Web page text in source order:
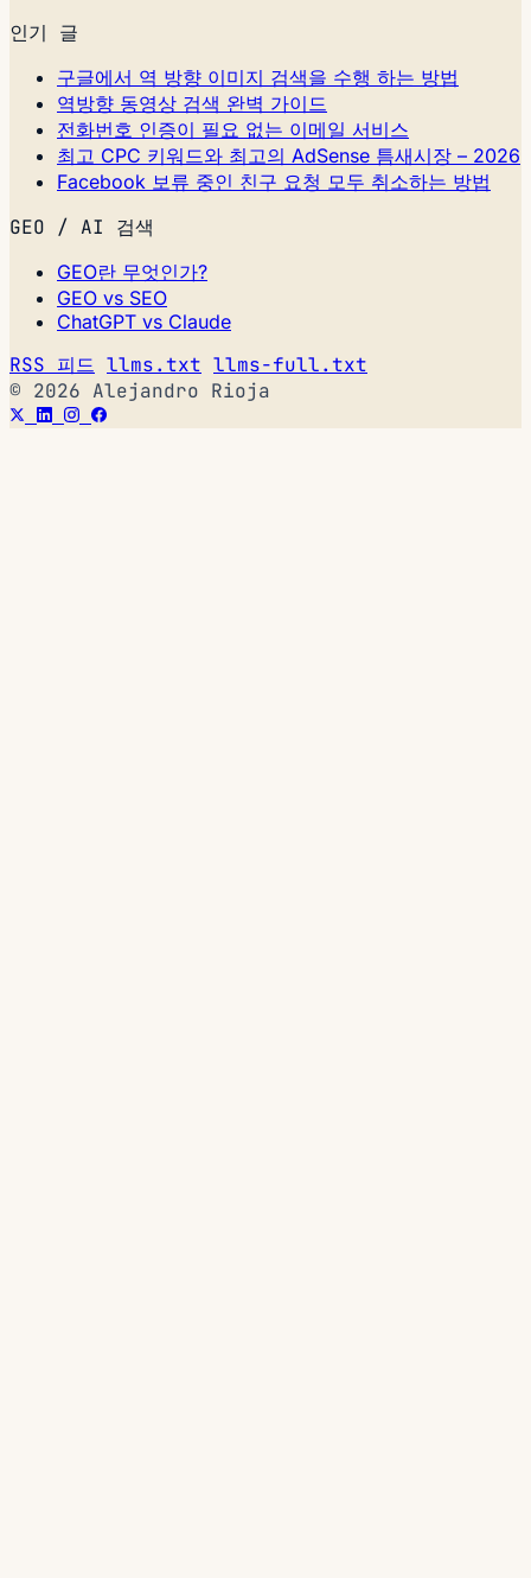
인기 글
구글에서 역 방향 이미지 검색을 수행 하는 방법
역방향 동영상 검색 완벽 가이드
전화번호 인증이 필요 없는 이메일 서비스
최고 CPC 키워드와 최고의 AdSense 틈새시장 – 2026
Facebook 보류 중인 친구 요청 모두 취소하는 방법
GEO / AI 검색
GEO란 무엇인가?
GEO vs SEO
ChatGPT vs Claude
RSS 피드 llms.txt llms-full.txt
© 2026 Alejandro Rioja